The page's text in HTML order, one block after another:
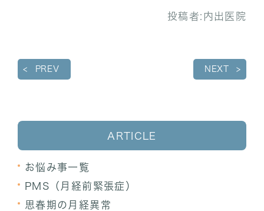
投稿者: 内出医院
PREV NEXT
ARTICLE
お悩み事一覧
PMS（月経前緊張症）
思春期の月経異常